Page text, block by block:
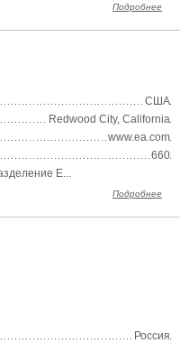
Подробнее
США
Redwood City, California
www.ea.com
660
E...
Подробнее
Россия